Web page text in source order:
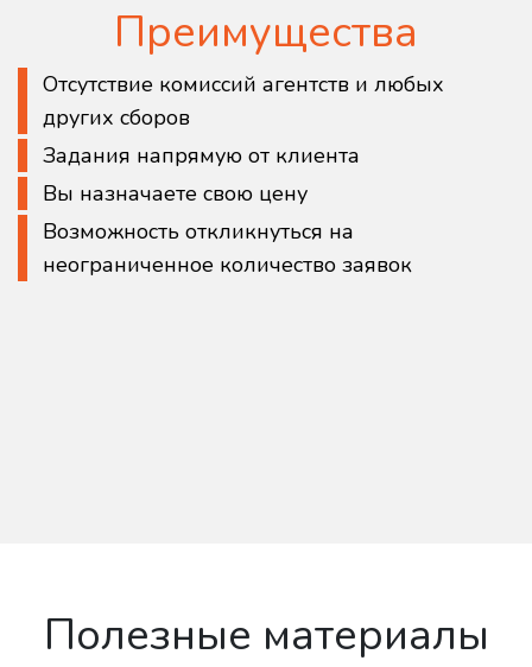
Преимущества
Отсутствие комиссий агентств и любых
других сборов
Задания напрямую от клиента
Вы назначаете свою цену
Возможность откликнуться на
неограниченное количество заявок
Полезные материалы